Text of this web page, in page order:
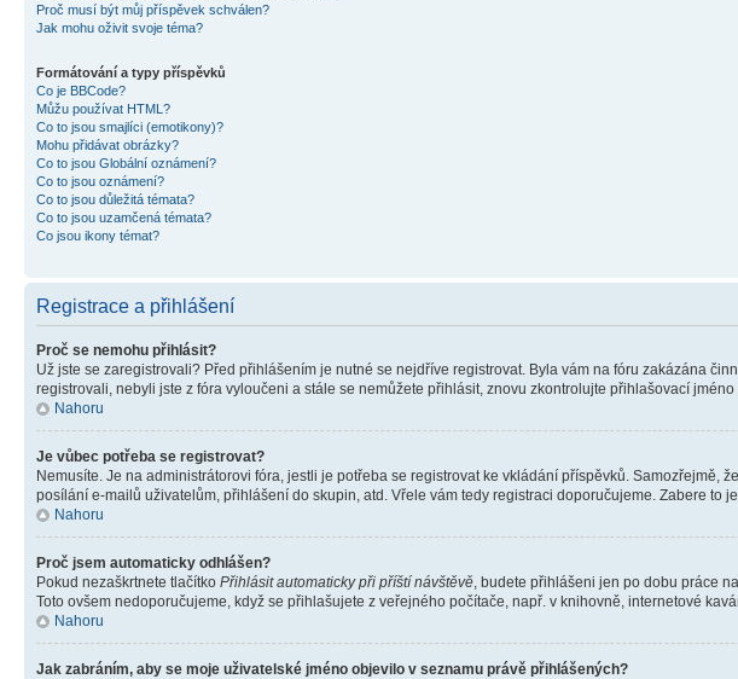
Proč musí být můj příspěvek schválen?
Jak mohu oživit svoje téma?
Formátování a typy příspěvků
Co je BBCode?
Můžu používat HTML?
Co to jsou smajlíci (emotikony)?
Mohu přidávat obrázky?
Co to jsou Globální oznámení?
Co to jsou oznámení?
Co to jsou důležitá témata?
Co to jsou uzamčená témata?
Co jsou ikony témat?
Registrace a přihlášení
Proč se nemohu přihlásit?
Už jste se zaregistrovali? Před přihlášením je nutné se nejdříve registrovat. Byla vám na fóru zakázána
registrovali, nebyli jste z fóra vyloučeni a stále se nemůžete přihlásit, znovu zkontrolujte přihlašovací
Nahoru
Je vůbec potřeba se registrovat?
Nemusíte. Je na administrátorovi fóra, jestli je potřeba se registrovat ke vkládání příspěvků. Samozřejmě,
posílání e-mailů uživatelům, přihlášení do skupin, atd. Vřele vám tedy registraci doporučujeme. Zabere to
Nahoru
Proč jsem automaticky odhlášen?
Pokud nezaškrtnete tlačítko Přihlásit automaticky při příští návštěvě , budete přihlášeni jen po dobu práce
Toto ovšem nedoporučujeme, když se přihlašujete z veřejného počítače, např. v knihovně, internetové
Nahoru
Jak zabráním, aby se moje uživatelské jméno objevilo v seznamu právě přihlášených?